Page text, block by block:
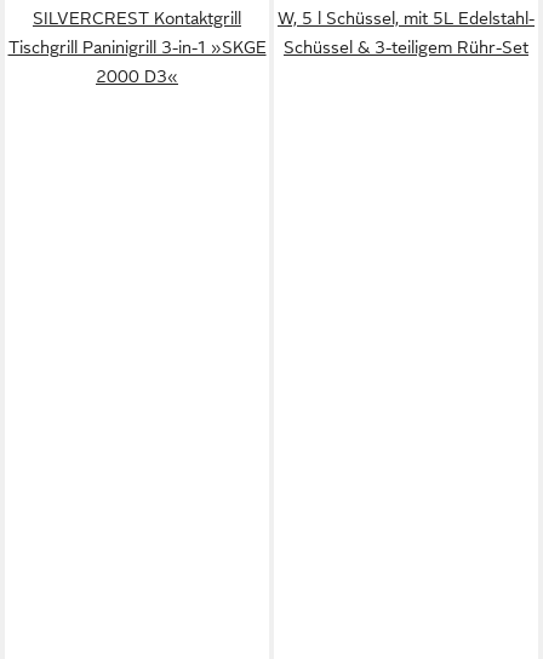
SILVERCREST Kontaktgrill
Tischgrill Paninigrill 3-in-1 »SKGE
2000 D3«
W, 5 l Schüssel, mit 5L Edelstahl-
Schüssel & 3-teiligem Rühr-Set